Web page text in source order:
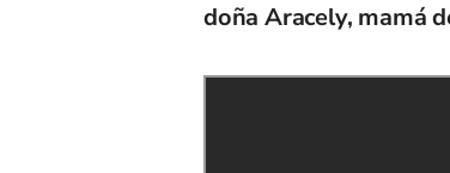
doña Aracely, mamá